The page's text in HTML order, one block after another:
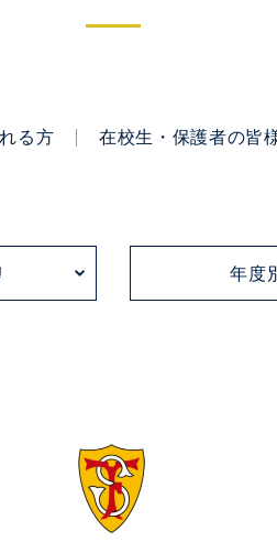
る方 在校生・保護者の皆
年度